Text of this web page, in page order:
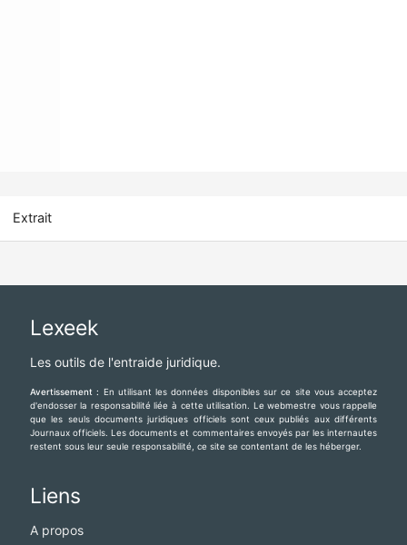
Extrait
Lexeek
Les outils de l'entraide juridique.
Avertissement : En utilisant les données disponibles sur ce site vous acceptez
d'endosser la responsabilité liée à cette utilisation. Le webmestre vous rappelle
que les seuls documents juridiques officiels sont ceux publiés aux différents
Journaux officiels. Les documents et commentaires envoyés par les internautes
restent sous leur seule responsabilité, ce site se contentant de les héberger.
Liens
A propos